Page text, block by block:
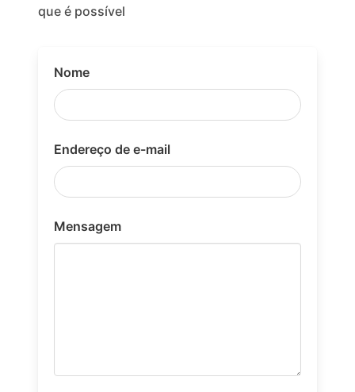
que é possível
Nome
Endereço de e-mail
Mensagem